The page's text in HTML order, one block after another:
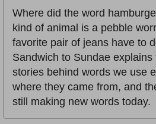
Where did the word
kind of animal is a pebble
favorite pair of jeans have to
Sandwich to Sundae explains
stories behind words we use
where they came from, and
still making new words today.